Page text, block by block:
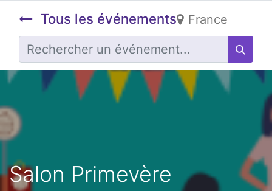
Tous les événements France
Salon Primevère